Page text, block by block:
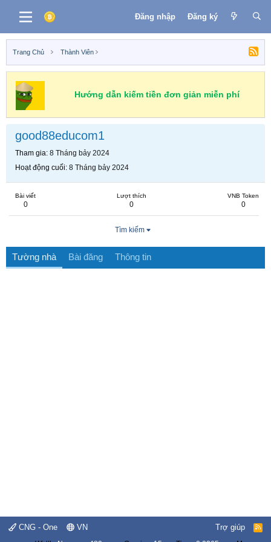
Đăng nhập Đăng ký
Trang Chủ Thành Viên
Hướng dẫn kiếm tiền đơn giản miễn phí
good88educom1
Tham gia 8 Tháng bảy 2024
Hoạt động cuối 8 Tháng bảy 2024
Bài viết
0
Lượt thích
0
VNB Token
0
Tìm kiếm
Tường nhà Bài đăng Thông tin
CNG - One VN Trợ giúp
R